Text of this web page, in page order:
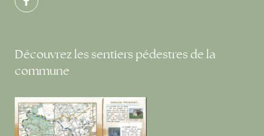
Découvrez les sentiers pédestres de la
commune